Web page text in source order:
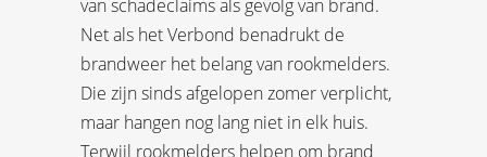
van schadeclaims als gevolg van brand.
Net als het Verbond benadrukt de
brandweer het belang van rookmelders.
Die zijn sinds afgelopen zomer verplicht,
maar hangen nog lang niet in elk huis.
Terwijl rookmelders helpen om brand